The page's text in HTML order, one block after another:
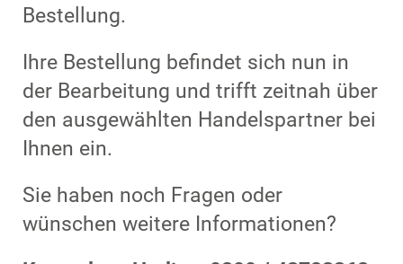
Bestellung.
Ihre Bestellung befindet sich nun in
der Bearbeitung und trifft zeitnah über
den ausgewählten Handelspartner bei
Ihnen ein.
Sie haben noch Fragen oder
wünschen weitere Informationen?